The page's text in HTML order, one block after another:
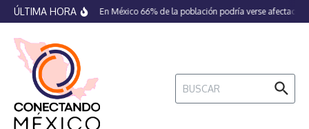
Saltar al contenido
ÚLTIMA HORA En México 66% de la población podría verse afectada
Buscar: